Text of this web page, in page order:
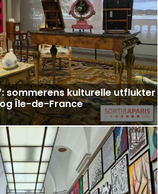
sommerens kulturelle utflukter
Île-de-France